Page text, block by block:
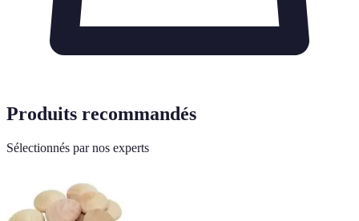
Produits recommandés
Sélectionnés par nos experts